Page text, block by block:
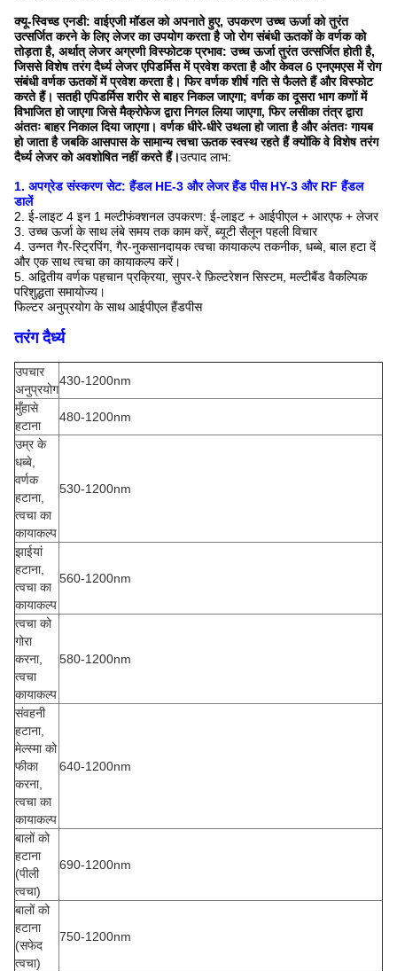
क्यू-स्विच्ड एनडी: वाईएजी मॉडल को अपनाते हुए, उपकरण उच्च ऊर्जा को तुरंत
उत्सर्जित करने के लिए लेजर का उपयोग करता है जो रोग संबंधी ऊतकों के वर्णक को
तोड़ता है, अर्थात् लेजर अग्रणी विस्फोटक प्रभाव: उच्च ऊर्जा तुरंत उत्सर्जित होती है,
जिससे विशेष तरंग दैर्ध्य लेजर एपिडर्मिस में प्रवेश करता है और केवल 6 एनएमएस में रोग
संबंधी वर्णक ऊतकों में प्रवेश करता है। फिर वर्णक शीर्ष गति से फैलते हैं और विस्फोट
करते हैं। सतही एपिडर्मिस शरीर से बाहर निकल जाएगा; वर्णक का दूसरा भाग कणों में
विभाजित हो जाएगा जिसे मैक्रोफेज द्वारा निगल लिया जाएगा, फिर लसीका तंत्र द्वारा
अंततः बाहर निकाल दिया जाएगा। वर्णक धीरे-धीरे उथला हो जाता है और अंततः गायब
हो जाता है जबकि आसपास के सामान्य त्वचा ऊतक स्वस्थ रहते हैं क्योंकि वे विशेष तरंग
दैर्ध्य लेजर को अवशोषित नहीं करते हैं।उत्पाद लाभ:
1. अपग्रेड संस्करण सेट: हैंडल HE-3 और लेजर हैंड पीस HY-3 और RF हैंडल
डालें
2. ई-लाइट 4 इन 1 मल्टीफंक्शनल उपकरण: ई-लाइट + आईपीएल + आरएफ + लेजर
3. उच्च ऊर्जा के साथ लंबे समय तक काम करें, ब्यूटी सैलून पहली विचार
4. उन्नत गैर-स्ट्रिपिंग, गैर-नुकसानदायक त्वचा कायाकल्प तकनीक, धब्बे, बाल हटा दें
और एक साथ त्वचा का कायाकल्प करें।
5. अद्वितीय वर्णक पहचान प्रक्रिया, सुपर-रे फ़िल्टरेशन सिस्टम, मल्टीबैंड वैकल्पिक
परिशुद्धता समायोज्य।
फिल्टर अनुप्रयोग के साथ आईपीएल हैंडपीस
तरंग दैर्ध्य
उपचार
अनुप्रयोग
430-1200nm
मुँहासे
हटाना
480-1200nm
उम्र के
धब्बे,
वर्णक
हटाना,
त्वचा का
कायाकल्प
530-1200nm
झाईयां
हटाना,
त्वचा का
कायाकल्प
560-1200nm
त्वचा को
गोरा
करना,
त्वचा
कायाकल्प
580-1200nm
संवहनी
हटाना,
मेल्स्मा को
फीका
करना,
त्वचा का
कायाकल्प
640-1200nm
बालों को
हटाना
(पीली
त्वचा)
690-1200nm
बालों को
हटाना
(सफेद
त्वचा)
750-1200nm